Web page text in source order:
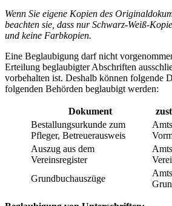
Wenn Sie eigene Kopien des
beachten sie, dass nur Schwarz-Weiß-
und keine Farbkopien.
Eine Beglaubigung darf nicht
Erteilung beglaubigter Abschriften
vorbehalten ist. Deshalb können folgende
folgenden Behörden beglaubigt werden:
Dokument
Bestallungsurkunde zum
Pfleger, Betreuerausweis
Auszug aus dem
Vereinsregister
Grundbuchauszüge